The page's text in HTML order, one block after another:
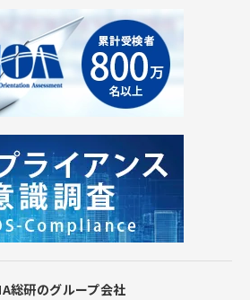
総研のグループ会社